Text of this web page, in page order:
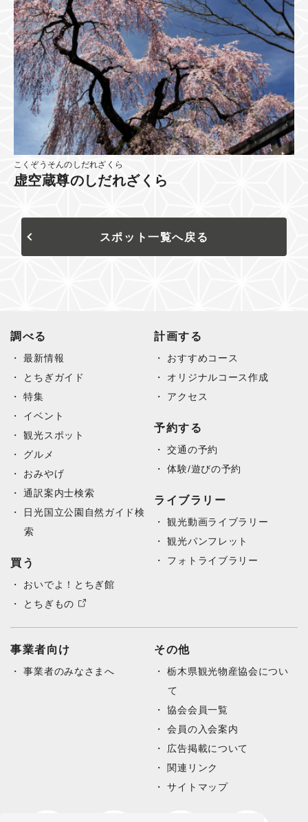
こくぞうそんのしだれざくら
虚空蔵尊のしだれざくら
スポット一覧へ戻る
調べる
最新情報
とちぎガイド
特集
イベント
観光スポット
グルメ
おみやげ
通訳案内士検索
日光国立公園自然ガイド検
索
買う
おいでよ！とちぎ館
とちぎもの
計画する
おすすめコース
オリジナルコース作成
アクセス
予約する
交通の予約
体験/遊びの予約
ライブラリー
観光動画ライブラリー
観光パンフレット
フォトライブラリー
事業者向け
事業者のみなさまへ
その他
栃木県観光物産協会につい
て
協会会員一覧
会員の入会案内
広告掲載について
関連リンク
サイトマップ